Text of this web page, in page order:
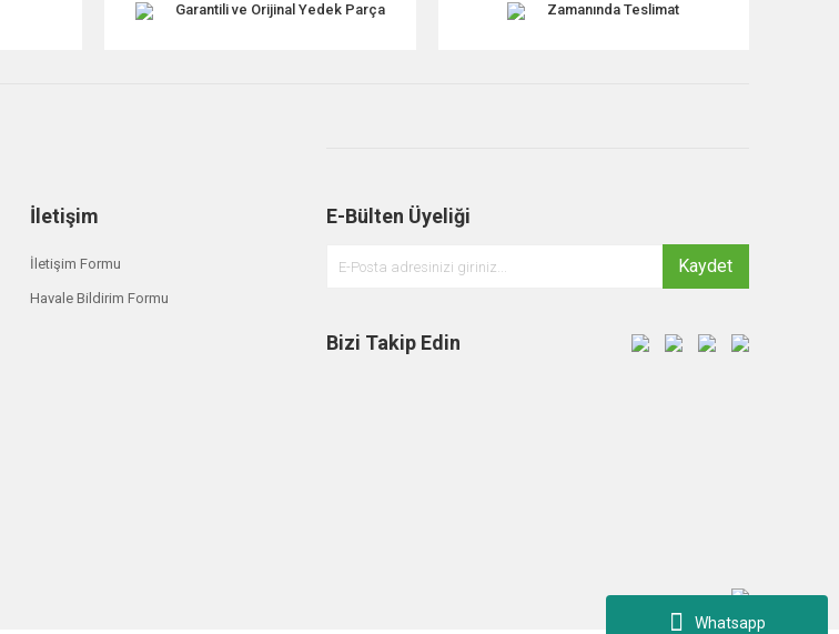
Whatsapp
Garantili ve Orijinal Yedek Parça Zamanında Teslimat
İletişim
İletişim Formu
Havale Bildirim Formu
E-Bülten Üyeliği
Kaydet
Bizi Takip Edin